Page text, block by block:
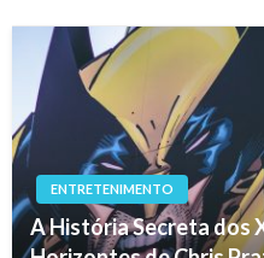
ENTRETENIMENTO
A História Secreta dos